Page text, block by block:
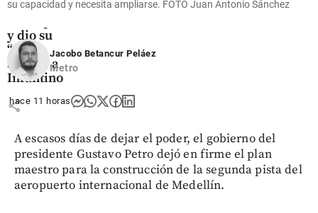
con
y dio su
“pleno
apoyo” a
Infantino
share
su capacidad y necesita ampliarse. FOTO Juan Antonio Sánchez
Jacobo Betancur Peláez
Metro
hace 11 horas
A escasos días de dejar el poder, el gobierno del
presidente Gustavo Petro dejó en firme el plan
maestro para la construcción de la segunda pista del
aeropuerto internacional de Medellín.